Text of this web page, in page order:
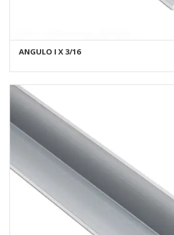
ANGULO I X 3/16